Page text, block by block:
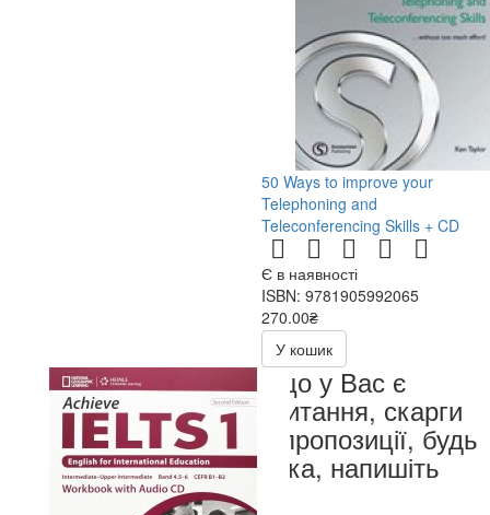
50 Ways to improve your
Telephoning and
Teleconferencing Skills + CD
Є в наявності
ISBN: 9781905992065
270.00₴
540.00₴
У кошик
Якщо у Вас є
запитання, скарги
чи пропозиції, будь
ласка, напишіть
нам